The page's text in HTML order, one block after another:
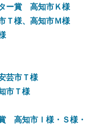
ー賞 高知市Ｋ様
様、高知市Ｍ様
芸市Ｔ様
市Ｔ様
高知市Ｉ様・Ｓ様・